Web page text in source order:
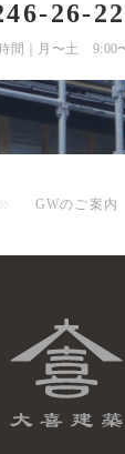
26-
間｜月〜土 9:00
GWのご案内